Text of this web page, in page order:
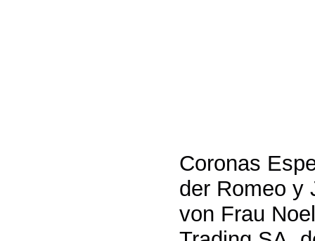
Coronas
der Romeo y
von Frau